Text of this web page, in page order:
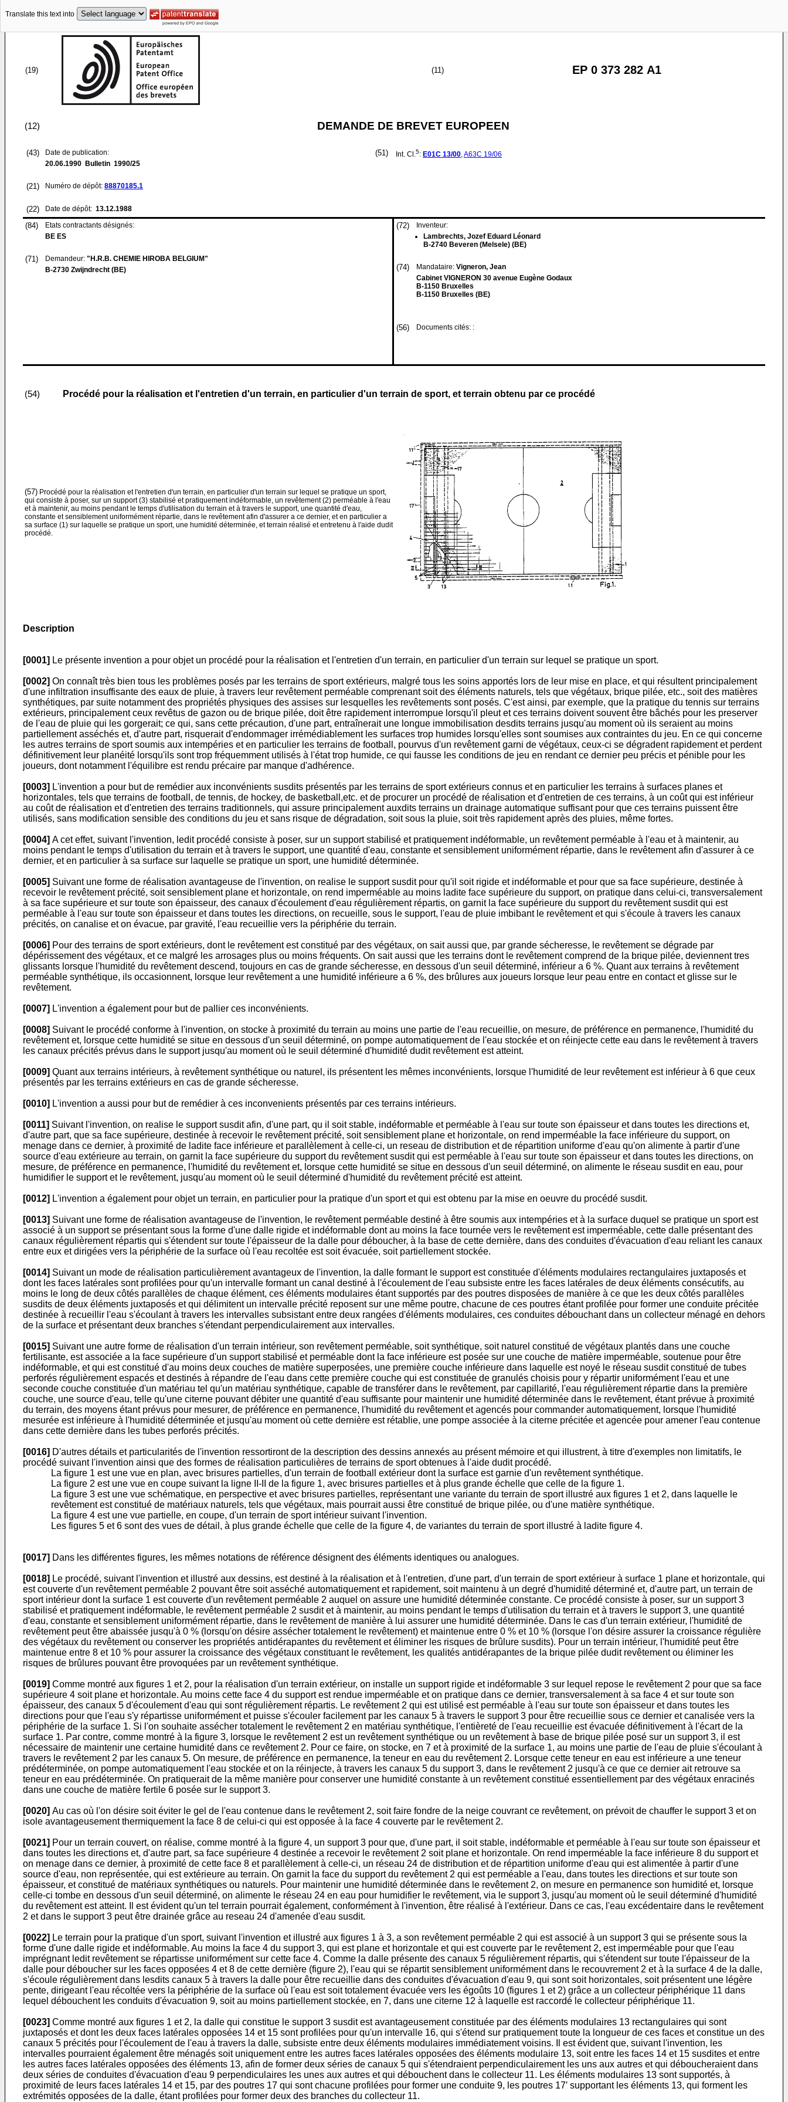
Translate this text into
(19) (11) EP 0 373 282 A1
(12) DEMANDE DE BREVET EUROPEEN
(43)
Date de publication:
20.06.1990 Bulletin 1990/25
(21) Numéro de dépôt: 88870185.1
(22) Date de dépôt: 13.12.1988
(51) Int. Cl.5: E01C 13/00,A63C 19/06
(84)
Etats contractants désignés:
BE ES
(71) Demandeur: "H.R.B. CHEMIE HIROBA BELGIUM"
B-2730 Zwijndrecht (BE)
(72)
Inventeur:
Lambrechts, Jozef Eduard Léonard
B-2740 Beveren (Melsele) (BE)
(74) Mandataire: Vigneron, Jean
Cabinet VIGNERON 30 avenue Eugène Godaux
B-1150 Bruxelles
B-1150 Bruxelles (BE)
(56) Documents cités: :
(54) Procédé pour la réalisation et l'entretien d'un terrain, en particulier d'un terrain de sport, et terrain obtenu par ce procédé
(57) Procédé pour la réalisation et l'entretien d'un terrain, en particulier d'un terrain sur lequel se pratique un sport,
qui consiste à poser, sur un support (3) stabilisé et pratiquement indéformable, un revête­ment (2) perméable à l'eau
et à maintenir, au moins pendant le temps d'utilisation du terrain et à travers le support, une quantité d'eau,
constante et sensiblement uniformément répartie, dans le revêtement afin d'assurer a ce dernier, et en particulier a
sa surface (1) sur laquelle se pratique un sport, une humidité déterminée, et terrain réalisé et entretenu à l'aide dudit
procédé.
Description
[0001] Le présente invention a pour objet un procédé pour la réalisation et l'entretien d'un terrain, en particulier d'un terrain sur lequel se pratique un sport.
[0002] On connaît très bien tous les problèmes posés par les terrains de sport extérieurs, malgré tous les soins apportés lors de leur mise en place, et qui résultent principalement
d'une infiltration insuffisante des eaux de pluie, à travers leur revêtement perméable comprenant soit des éléments naturels, tels que végétaux, brique pilée, etc., soit des matières
synthétiques, par suite notamment des propriétés physiques des assises sur lesquelles les revêtements sont posés. C'est ainsi, par exemple, que la pratique du tennis sur terrains
extérieurs, principalement ceux revêtus de gazon ou de brique pilée, doit être rapidement interrompue lorsqu'il pleut et ces terrains doivent souvent être bâchés pour les preserver
de l'eau de pluie qui les gorge­rait; ce qui, sans cette précaution, d'une part, entraînerait une longue immobilisation desdits terrains jusqu'au moment où ils seraient au moins
partiellement asséchés et, d'autre part, risquerait d'endomma­ger irrémédiablement les surfaces trop humides lorsqu'elles sont soumises aux contraintes du jeu. En ce qui concerne
les autres terrains de sport soumis aux intempéries et en particulier les terrains de football, pourvus d'un revêtement garni de végétaux, ceux-ci se dégradent rapidement et perdent
définitivement leur planéité lorsqu'ils sont trop fréquemment utilisés à l'état trop humide, ce qui fausse les conditions de jeu en rendant ce dernier peu précis et pénible pour les
joueurs, dont notamment l'équilibre est rendu précaire par manque d'adhérence.
[0003] L'invention a pour but de remédier aux inconvénients susdits présentés par les terrains de sport extérieurs connus et en particulier les terrains à surfaces planes et
horizontales, tels que terrains de football, de tennis, de hockey, de basketball,etc. et de procurer un procédé de réalisation et d'entretien de ces terrains, à un coût qui est inférieur
au coût de réalisation et d'entretien des terrains tradition­nels, qui assure principalement auxdits terrains un drainage automatique suffisant pour que ces terrains puissent être
utilisés, sans modifica­tion sensible des conditions du jeu et sans risque de dégradation, soit sous la pluie, soit très rapidement après des pluies, même fortes.
[0004] A cet effet, suivant l'invention, ledit procédé consiste à poser, sur un support stabilisé et pratiquement indéformable, un revêtement perméable à l'eau et à maintenir, au
moins pendant le temps d'utilisation du terrain et à travers le support, une quantité d'eau, constante et sensiblement uniformément répartie, dans le revête­ment afin d'assurer à ce
dernier, et en particulier à sa surface sur laquelle se pratique un sport, une humidité déterminée.
[0005] Suivant une forme de réalisation avantageuse de l'invention, on realise le support susdit pour qu'il soit rigide et indéformable et pour que sa face supérieure, destinée à
recevoir le revêtement précité, soit sensiblement plane et horizontale, on rend imperméable au moins ladite face supérieure du support, on pratique dans celui-ci, transversalement
à sa face supérieure et sur toute son épaisseur, des canaux d'écoulement d'eau régulièrement répartis, on garnit la face supérieure du support du revêtement susdit qui est
perméable à l'eau sur toute son épaisseur et dans toutes les directions, on recueille, sous le support, l'eau de pluie imbibant le revêtement et qui s'écoule à travers les canaux
précités, on canalise et on évacue, par gravité, l'eau recueillie vers la périphérie du terrain.
[0006] Pour des terrains de sport extérieurs, dont le revêtement ­est constitué par des végétaux, on sait aussi que, par grande sécheresse, le revêtement se dégrade par
dépérissement des végétaux, et ce malgré les arrosages plus ou moins fréquents. On sait aussi que les terrains dont le revêtement comprend de la brique pilée, deviennent tres
glissants lorsque l'humidité du revêtement descend, toujours en cas de grande sécheresse, en dessous d'un seuil déterminé, inférieur a 6 %. Quant aux terrains à revêtement
perméable synthétique, ils occasionnent, lorsque leur revêtement a une humidité inférieure a 6 %, des brûlures aux joueurs lorsque leur peau entre en contact et glisse sur le
revêtement.
[0007] L'invention a également pour but de pallier ces inconvé­nients.
[0008] Suivant le procédé conforme à l'invention, on stocke à proximité du terrain au moins une partie de l'eau recueillie, on mesure, de préférence en permanence, l'humidité du
revêtement et, lorsque cette humidité se situe en dessous d'un seuil déterminé, on pompe automatiquement de l'eau stockée et on réinjecte cette eau dans le revêtement à travers
les canaux précités prévus dans le support jusqu'au moment où le seuil déterminé d'humidité dudit revêtement est atteint.
[0009] Quant aux terrains intérieurs, à revêtement synthétique ou naturel, ils présentent les mêmes inconvénients, lorsque l'humidité de leur revêtement est inférieur à 6 que ceux
présentés par les terrains extérieurs en cas de grande sécheresse.
[0010] L'invention a aussi pour but de remédier à ces inconve­nients présentés par ces terrains intérieurs.
[0011] Suivant l'invention, on realise le support susdit afin, d'une part, qu il soit stable, indéformable et perméable à l'eau sur toute son épaisseur et dans toutes les directions et,
d'autre part, que sa face supérieure, destinée à recevoir le revêtement précité, soit sensiblement plane et horizontale, on rend imperméable la face inférieure du support, on
menage dans ce dernier, à proximité de ladite face inférieure et parallèlement à celle-ci, un reseau de distri­bution et de répartition uniforme d'eau qu'on alimente à partir d'une
source d'eau extérieure au terrain, on garnit la face supérieure du support du revêtement susdit qui est perméable à l'eau sur toute son épaisseur et dans toutes les directions, on
mesure, de préférence en permanence, l'humidité du revêtement et, lorsque cette humidité se situe en dessous d'un seuil déterminé, on alimente le réseau susdit en eau, pour
humidifier le support et le revêtement, jusqu'au moment où le seuil déterminé d'humidité du revêtement précité est atteint.
[0012] L'invention a également pour objet un terrain, en particu­lier pour la pratique d'un sport et qui est obtenu par la mise en oeuvre du procédé susdit.
[0013] Suivant une forme de réalisation avantageuse de l'invention, le revêtement perméable destiné à être soumis aux intempéries et à la surface duquel se pratique un sport est
associé à un support se présentant sous la forme d'une dalle rigide et indéformable dont au moins la face tournée vers le revêtement est imperméable, cette dalle présentant des
canaux régulièrement répartis qui s'étendent sur toute l'épaisseur de la dalle pour déboucher, à la base de cette dernière, dans des conduites d'évacuation d'eau reliant les canaux
entre eux et dirigées vers la périphérie de la surface où l'eau recoltée est soit évacuée, soit partiellement stockée.
[0014] Suivant un mode de réalisation particulièrement avantageux de l'invention, la dalle formant le support est constituée d'éléments modulaires rectangulaires juxtaposés et
dont les faces latérales sont profilées pour qu'un intervalle formant un canal destiné à l'écoulement de l'eau subsiste entre les faces latérales de deux éléments consécutifs, au
moins le long de deux côtés parallèles de chaque élément, ces éléments modulaires étant supportés par des poutres disposées de manière à ce que les deux côtés parallèles
susdits de deux éléments juxtaposés et qui délimitent un intervalle précité reposent sur une même poutre, chacune de ces poutres étant profilée pour former une conduite précitée
destinée à recueillir l'eau s'écoulant à travers les intervalles subsistant entre deux rangées d'éléments modulaires, ces conduites débouchant dans un collecteur ménagé en dehors
de la surface et présentant deux branches s'étendant perpendiculairement aux intervalles.
[0015] Suivant une autre forme de réalisation d'un terrain intérieur, son revêtement perméable, soit synthétique, soit naturel constitué de végétaux plantés dans une couche
fertilisante, est associée a la face supérieure d'un support stabilisé et perméable dont la face inférieu­re est posée sur une couche de matière imperméable, soutenue pour être
indéformable, et qui est constitué d'au moins deux couches de matière superposées, une première couche inférieure dans laquelle est noyé le réseau susdit constitué de tubes
perforés régulièrement espacés et destinés à répandre de l'eau dans cette première couche qui est constituée de granulés choisis pour y répartir uniformément l'eau et une
seconde couche constituée d'un matériau tel qu'un matériau synthétique, capable de transférer dans le revêtement, par capillarité, l'eau régulièrement répartie dans la première
couche, une source d'eau, telle qu'une citerne pouvant débiter une quantité d'eau suffisante pour maintenir une humidité déterminée dans le revêtement, étant prévue à proximité
du terrain, des moyens étant prévus pour mesurer, de préférence en permanence, l'humidité du revêtement et agencés pour commander automatiquement, lorsque l'humidité
mesurée est inférieure à l'humidité déterminée et jusqu'au moment où cette dernière est rétablie, une pompe associée à la citerne précitée et agencée pour amener l'eau contenue
dans cette dernière dans les tubes perforés précités.
[0016] D'autres détails et particularités de l'invention ressortiront de la description des dessins annexés au présent mémoire et qui illustrent, à titre d'exemples non limitatifs, le
procédé suivant l'invention ainsi que des formes de réalisation particulières de terrains de sport obtenues à l'aide dudit procédé.
La figure 1 est une vue en plan, avec brisures partielles, d'un terrain de football extérieur dont la surface est garnie d'un revêtement synthétique.
La figure 2 est une vue en coupe suivant la ligne II-II de la figure 1, avec brisures partielles et à plus grande échelle que celle de la figure 1.
La figure 3 est une vue schématique, en perspective et avec brisures partielles, représentant une variante du terrain de sport illustré aux figures 1 et 2, dans laquelle le
revêtement est constitué de matériaux naturels, tels que végétaux, mais pourrait aussi être constitué de brique pilée, ou d'une matière synthétique.
La figure 4 est une vue partielle, en coupe, d'un terrain de sport intérieur suivant l'invention.
Les figures 5 et 6 sont des vues de détail, à plus grande échelle que celle de la figure 4, de variantes du terrain de sport illustré à ladite figure 4.
[0017] Dans les différentes figures, les mêmes notations de référence désignent des éléments identiques ou analogues.
[0018] Le procédé, suivant l'invention et illustré aux dessins, est destiné à la réalisation et à l'entretien, d'une part, d'un terrain de sport extérieur à surface 1 plane et horizontale, qui
est couverte d'un revêtement perméable 2 pouvant être soit asséché automatiquement et rapidement, soit maintenu à un degré d'humidité déterminé et, d'autre part, un terrain de
sport intérieur dont la surface 1 est couverte d'un revêtement perméable 2 auquel on assure une humidité déterminée constante. Ce procédé consiste à poser, sur un support 3
stabilisé et pratiquement indéformable, le revêtement perméable 2 susdit et à maintenir, au moins pendant le temps d'utilisation du terrain et à travers le support 3, une quantité
d'eau, constante et sensiblement uniformément répartie, dans le revêtement de manière à lui assurer une humidité déterminée. Dans le cas d'un terrain extérieur, l'humidité de
revêtement peut être abaissée jusqu'à 0 % (lorsqu'on désire assécher totalement le revêtement) et maintenue entre 0 % et 10 % (lorsque l'on désire assurer la croissance régulière
des végétaux du revêtement ou conserver les propriétés antidérapantes du revêtement et éliminer les risques de brûlure susdits). Pour un terrain intérieur, l'humidité peut être
maintenue entre 8 et 10 % pour assurer la croissance des végétaux constituant le revêtement, les qualités antidérapantes de la brique pilée dudit revêtement ou éliminer les
risques de brûlures pouvant être provoquées par un revêtement synthétique.
[0019] Comme montré aux figures 1 et 2, pour la réalisation d'un terrain extérieur, on installe un support rigide et indéformable 3 sur lequel repose le revêtement 2 pour que sa face
supérieure 4 soit plane et horizontale. Au moins cette face 4 du support est rendue imperméable et on pratique dans ce dernier, transversalement à sa face 4 et sur toute son
épaisseur, des canaux 5 d'écoulement d'eau qui sont régulièrement répartis. Le revêtement 2 qui est utilisé est perméable à l'eau sur toute son épaisseur et dans toutes les
directions pour que l'eau s'y répartisse uniformément et puisse s'écouler facile­ment par les canaux 5 à travers le support 3 pour être recueillie sous ce dernier et canalisée vers la
périphérie de la surface 1. Si l'on souhaite assécher totalement le revêtement 2 en matériau synthéti­que, l'entièreté de l'eau recueillie est évacuée définitivement à l'écart de la
surface 1. Par contre, comme montré à la figure 3, lorsque le revêtement 2 est un revêtement synthétique ou un revêtement à base de brique pilée posé sur un support 3, il est
nécessaire de maintenir une certaine humidité dans ce revêtement 2. Pour ce faire, on stocke, en 7 et à proximité de la surface 1, au moins une partie de l'eau de pluie s'écoulant à
travers le revêtement 2 par les canaux 5. On mesure, de préférence en permanence, la teneur en eau du revêtement 2. Lorsque cette teneur en eau est inférieure a une teneur
prédéterminée, on pompe automatiquement l'eau stockée et on la réinjecte, à travers les canaux 5 du support 3, dans le revêtement 2 jusqu'à ce que ce dernier ait retrouve sa
teneur en eau prédéterminée. On pratiquerait de la même manière pour conserver une humidité constante à un revête­ment constitué essentiellement par des végétaux enracinés
dans une couche de matière fertile 6 posée sur le support 3.
[0020] Au cas où l'on désire soit éviter le gel de l'eau contenue dans le revêtement 2, soit faire fondre de la neige couvrant ce revête­ment, on prévoit de chauffer le support 3 et on
isole avantageusement thermiquement la face 8 de celui-ci qui est opposée à la face 4 couverte par le revêtement 2.
[0021] Pour un terrain couvert, on réalise, comme montré à la figure 4, un support 3 pour que, d'une part, il soit stable, indéforma­ble et perméable à l'eau sur toute son épaisseur et
dans toutes les directions et, d'autre part, sa face supérieure 4 destinée a recevoir le revêtement 2 soit plane et horizontale. On rend imperméable la face inférieure 8 du support et
on menage dans ce dernier, à proximité de cette face 8 et parallèlement à celle-ci, un réseau 24 de distribution et de répartition uniforme d'eau qui est alimentée à partir d'une
source d'eau, non représentée, qui est extérieure au terrain. On garnit la face du support du revêtement 2 qui est perméable a l'eau, dans toutes les directions et sur toute son
épaisseur, et constitué de matériaux synthétiques ou naturels. Pour maintenir une humidité déterminée dans le revêtement 2, on mesure en permanence son humidité et, lorsque
celle-ci tombe en dessous d'un seuil déterminé, on alimente le réseau 24 en eau pour humidifier le revêtement, via le support 3, jusqu'au moment où le seuil déterminé d'humidité
du revêtement est atteint. Il est évident qu'un tel terrain pourrait également, conformément à l'invention, être réalisé à l'extérieur. Dans ce cas, l'eau excédentaire dans le revêtement
2 et dans le support 3 peut être drainée grâce au reseau 24 d'amenée d'eau susdit.
[0022] Le terrain pour la pratique d'un sport, suivant l'invention et illustré aux figures 1 à 3, a son revêtement perméable 2 qui est associé à un support 3 qui se présente sous la
forme d'une dalle rigide et indéformable. Au moins la face 4 du support 3, qui est plane et horizontale et qui est couverte par le revêtement 2, est imperméable pour que l'eau
imprégnant ledit revêtement se répartisse uniformément sur cette face 4. Comme la dalle présente des canaux 5 régulièrement répartis, qui s'étendent sur toute l'épaisseur de la
dalle pour déboucher sur les faces opposées 4 et 8 de cette dernière (figure 2), l'eau qui se répartit sensiblement uniformément dans le recouvrement 2 et à la surface 4 de la dalle,
s'écoule régulièrement dans lesdits canaux 5 à travers la dalle pour être recueillie dans des conduites d'évacuation d'eau 9, qui sont soit horizontales, soit présentent une légère
pente, dirigeant l'eau récoltée vers la périphérie de la surface où l'eau est soit totalement évacuée vers les égoûts 10 (figures 1 et 2) grâce a un collecteur périphérique 11 dans
lequel débouchent les conduits d'évacuation 9, soit au moins partiellement stockée, en 7, dans une citerne 12 à laquelle est raccordé le collecteur périphérique 11.
[0023] Comme montré aux figures 1 et 2, la dalle qui constitue le support 3 susdit est avantageusement constituée par des éléments modulaires 13 rectangulaires qui sont
juxtaposés et dont les deux faces latérales opposées 14 et 15 sont profilées pour qu'un intervalle 16, qui s'étend sur pratiquement toute la longueur de ces faces et constitue un des
canaux 5 précités pour l'écoulement de l'eau à travers la dalle, subsiste entre deux éléments modulaires immédiatement voisins. Il est évident que, suivant l'invention, les
intervalles pourraient également être ménagés soit uniquement entre les autres faces latéra­les opposées des éléments modulaire 13, soit entre les faces 14 et 15 susdites et entre
les autres faces latérales opposées des éléments 13, afin de former deux séries de canaux 5 qui s'étendraient perpendi­culairement les uns aux autres et qui déboucheraient dans
deux séries de conduites d'évacuation d'eau 9 perpendiculaires les unes aux autres et qui débouchent dans le collecteur 11. Les éléments modulaires 13 sont supportés, à
proximité de leurs faces latérales 14 et 15, par des poutres 17 qui sont chacune profilées pour former une conduite 9, les poutres 17′ supportant les éléments 13, qui forment les
extrémités opposées de la dalle, étant profilées pour former deux des branches du collecteur 11.